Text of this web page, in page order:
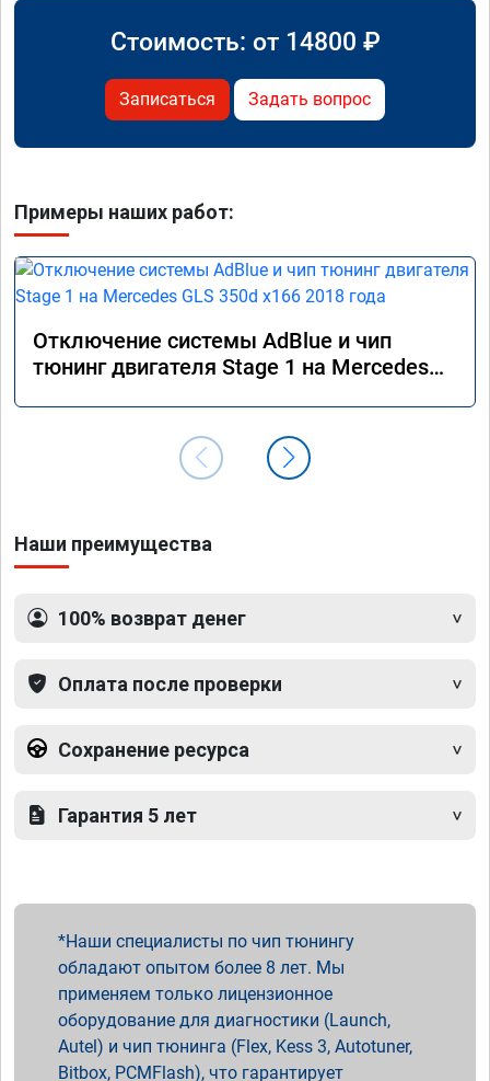
Стоимость: от 14800 ₽
Записаться Задать вопрос
Примеры наших работ:
Отключение системы AdBlue и чип
тюнинг двигателя Stage 1 на Mercedes
Наши преимущества
100% возврат денег
Оплата после проверки
Сохранение ресурса
Гарантия 5 лет
Наши специалисты по чип тюнингу
обладают опытом более 8 лет. Мы
применяем только лицензионное
оборудование для диагностики (Launch,
Autel) и чип тюнинга (Flex, Kess 3, Autotuner,
Bitbox, PCMFlash), что гарантирует